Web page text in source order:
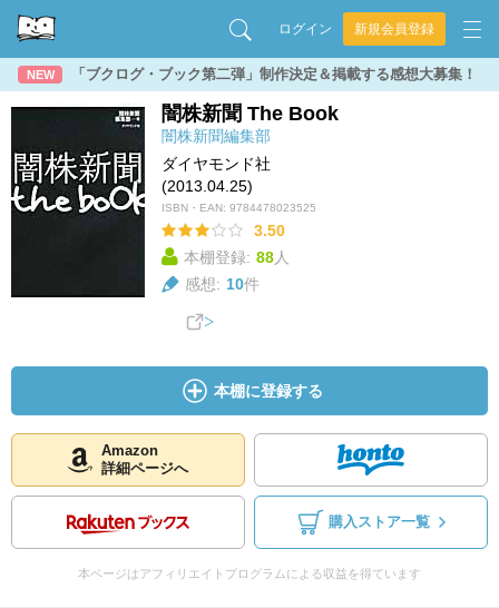
ログイン 新規会員登録
NEW 「ブクログ・ブック第二弾」制作決定＆掲載する感想大募集！
闇株新聞 The Book
闇株新聞編集部
ダイヤモンド社
(2013.04.25)
ISBN・EAN: 9784478023525
3.50
本棚登録: 88人
感想: 10件
本棚に登録する
Amazon
詳細ページへ
購入ストア一覧
本ページはアフィリエイトプログラムによる収益を得ています